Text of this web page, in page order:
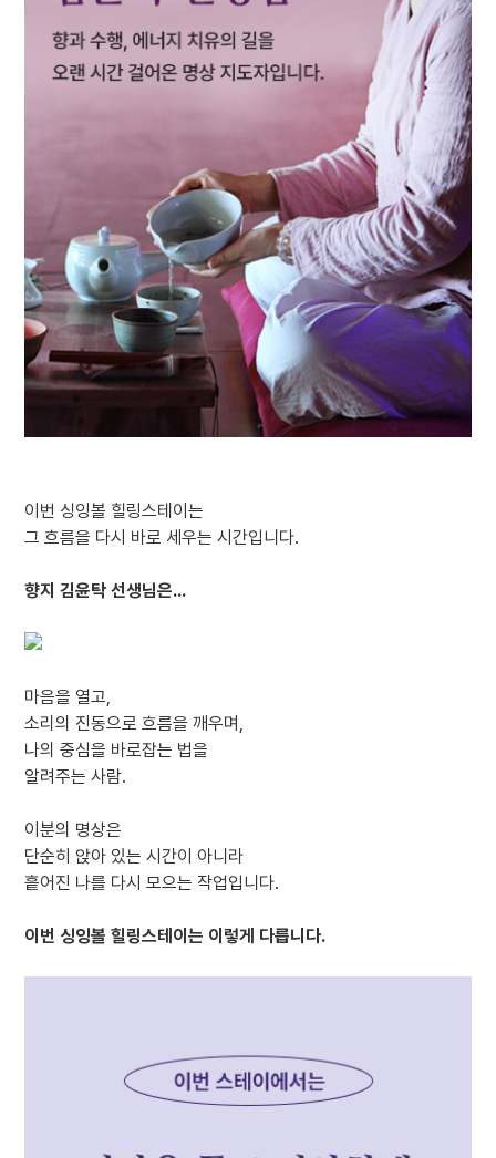
이번 싱잉볼 힐링스테이는
그 흐름을 다시 바로 세우는 시간입니다.
향지 김윤탁 선생님은...
마음을 열고,
소리의 진동으로 흐름을 깨우며,
나의 중심을 바로잡는 법을
알려주는 사람.
이분의 명상은
단순히 앉아 있는 시간이 아니라
흩어진 나를 다시 모으는 작업입니다.
이번 싱잉볼 힐링스테이는 이렇게 다릅니다.